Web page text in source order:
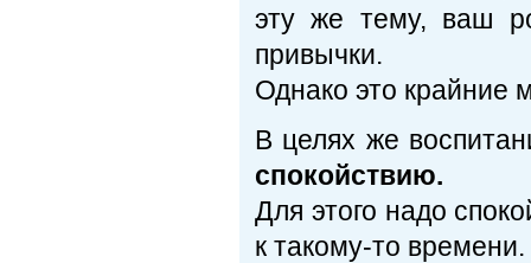
эту же тему, ваш
привычки.
Однако это крайние
В целях же
спокойствию.
Для этого надо
к такому-то времени.